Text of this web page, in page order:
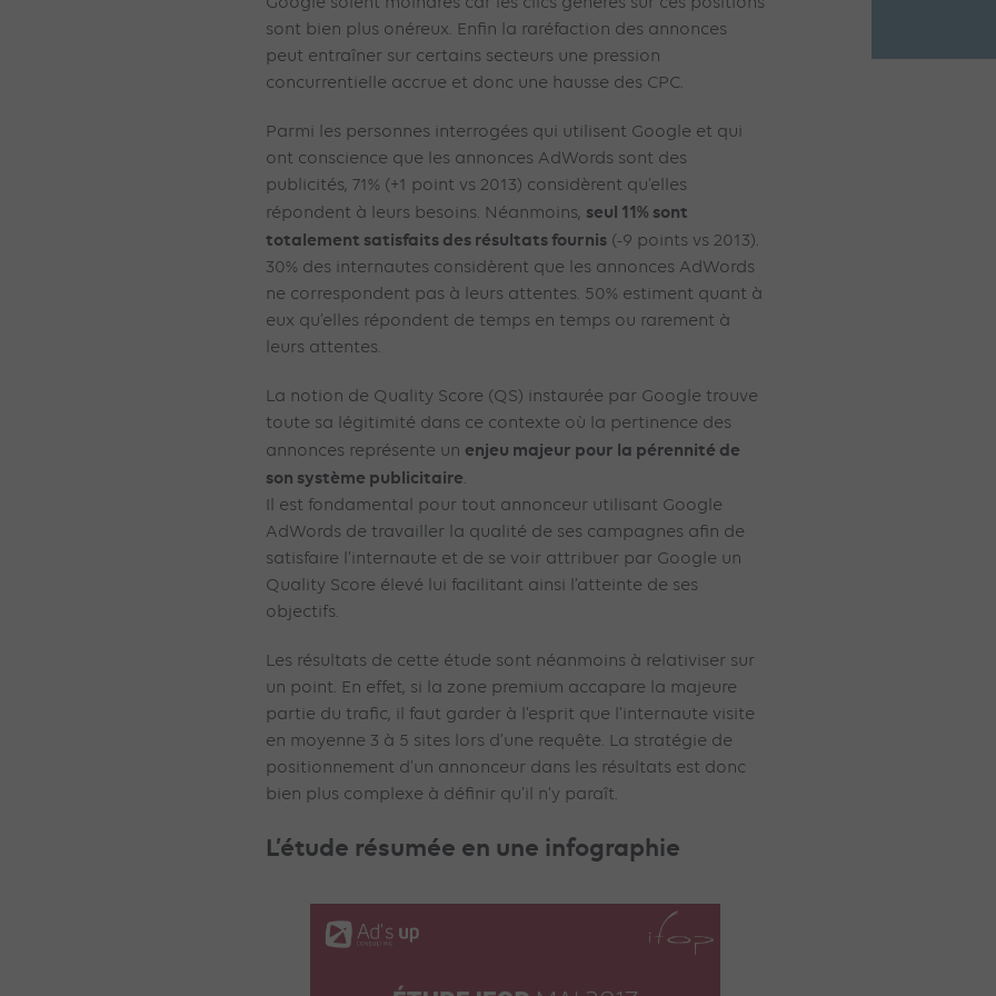
sont bien plus onéreux. Enfin la raréfaction des annonces
peut entraîner sur certains secteurs une pression
concurrentielle accrue et donc une hausse des CPC.
Parmi les personnes interrogées qui utilisent Google et qui
ont conscience que les annonces AdWords sont des
publicités, 71% (+1 point vs 2013) considèrent qu’elles
répondent à leurs besoins. Néanmoins, seul 11% sont
totalement satisfaits des résultats fournis (-9 points vs 2013).
30% des internautes considèrent que les annonces AdWords
ne correspondent pas à leurs attentes. 50% estiment quant à
eux qu’elles répondent de temps en temps ou rarement à
leurs attentes.
La notion de Quality Score (QS) instaurée par Google trouve
toute sa légitimité dans ce contexte où la pertinence des
annonces représente un enjeu majeur pour la pérennité de
son système publicitaire.
Il est fondamental pour tout annonceur utilisant Google
AdWords de travailler la qualité de ses campagnes afin de
satisfaire l’internaute et de se voir attribuer par Google un
Quality Score élevé lui facilitant ainsi l’atteinte de ses
objectifs.
Les résultats de cette étude sont néanmoins à relativiser sur
un point. En effet, si la zone premium accapare la majeure
partie du trafic, il faut garder à l’esprit que l’internaute visite
en moyenne 3 à 5 sites lors d’une requête. La stratégie de
positionnement d’un annonceur dans les résultats est donc
bien plus complexe à définir qu’il n’y paraît.
L’étude résumée en une infographie